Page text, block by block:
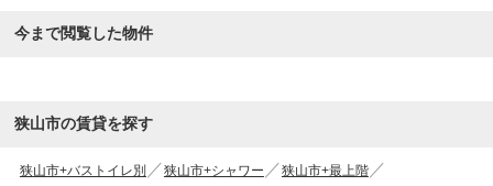
今まで閲覧した物件
狭山市の賃貸を探す
狭山市+バストイレ別 狭山市+シャワー
狭山市+最上階